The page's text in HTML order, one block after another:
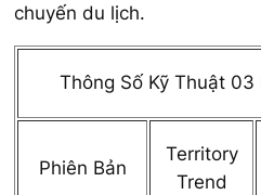
chuyến du lịch.
Thông Số Kỹ Thuật 03
Phiên Bản
Territory
Trend